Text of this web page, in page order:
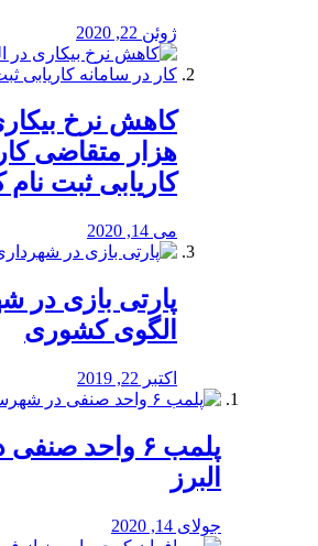
ژوئن 22, 2020
هزار متقاضی
کاریابی ثبت نام
می 14, 2020
پارتی بازی در
الگوی کشوری
اکتبر 22, 2019
پلمب ۶ واحد
البرز
جولای 14, 2020